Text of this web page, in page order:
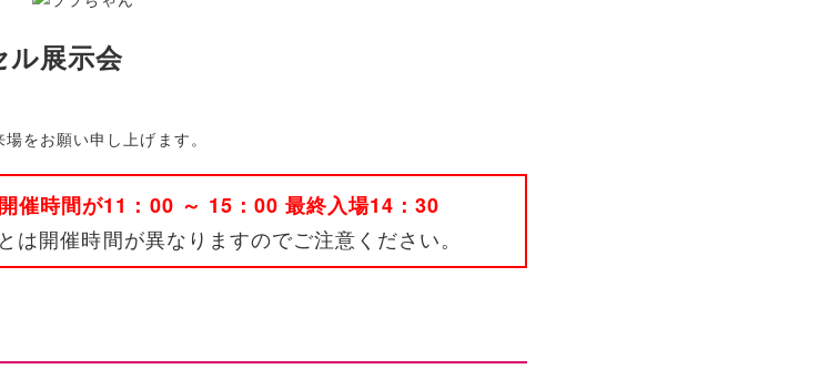
ル展示会
をお願い申し上げます。
催時間が11：00 ～ 15：00 最終入場14：30
は開催時間が異なりますのでご注意ください。